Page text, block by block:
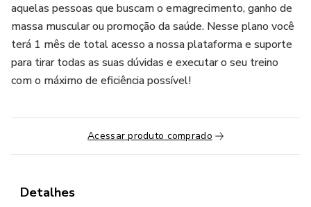
aquelas pessoas que buscam o emagrecimento, ganho de
massa muscular ou promoção da saúde. Nesse plano você
terá 1 mês de total acesso a nossa plataforma e suporte
para tirar todas as suas dúvidas e executar o seu treino
com o máximo de eficiência possível!
Acessar produto comprado
Detalhes